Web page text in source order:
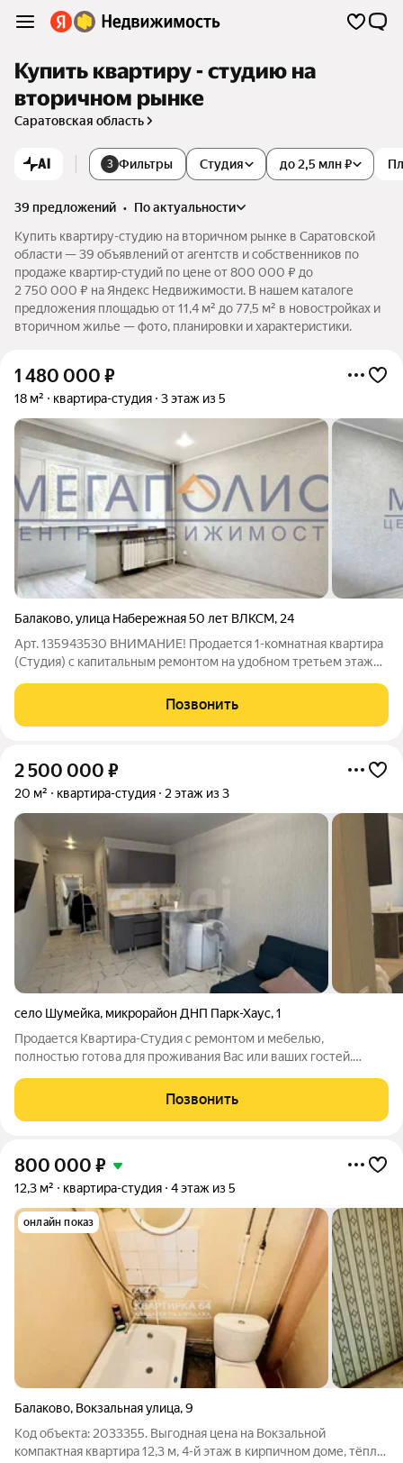
Купить квартиру - студию на
вторичном рынке
Саратовская область
AI 3 Фильтры Студия до 2,5 млн ₽
39 предложений •
по актуальности
Купить квартиру-студию на вторичном рынке в Саратовской
области — 39 объявлений от агентств и собственников по
продаже квартир-студий по цене от 800 000 ₽ до
2 750 000 ₽ на Яндекс Недвижимости. В нашем каталоге
предложения площадью от 11,4 м² до 77,5 м² в новостройках и
вторичном жилье — фото, планировки и характеристики.
1 480 000 ₽
18 м² квартира-студия 3 этаж из 5
Балаково,улица Набережная 50 лет ВЛКСМ, 24
Арт. 135943530 ВНИМАНИЕ! Продается 1-комнатная квартира
(Студия) с капитальным ремонтом на удобном третьем этаже
квартире выполнен капитальный ремонт, после ремонта никто
не жил! Пластиковые окна,
Позвонить
2 500 000 ₽
20 м² квартира-студия 2 этаж из 3
село Шумейка, микрорайон ДНП Парк-Хаус,1
Продается Квартира-Студия с ремонтом и мебелью,
полностью готова для проживания Вас или ваших гостей.
развитой инфраструктурой в этом районе. Прекрасно
подойдет как для загородного отдыха так и
Позвонить
800 000 ₽
12,3 м² квартира-студия 4 этаж из 5
онлайн показ
Балаково, Вокзальная улица,9
Код объекта: 2033355. Выгодная цена на Вокзальной
компактная квартира 12,3 м, 4-й этаж в кирпичном доме, тёпло